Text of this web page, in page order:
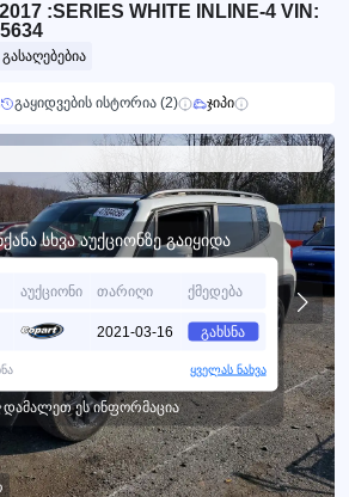
:SERIES WHITE INLINE-4 VIN:
გასაღებებია
გაყიდვების ისტორია (2) ჯიპი
სხვა აუქციონზე გაიყიდა
აუქციონი თარიღი ქმედება
2021-03-16 გახსნა
ყველას ნახვა
დამალეთ ეს ინფორმაცია